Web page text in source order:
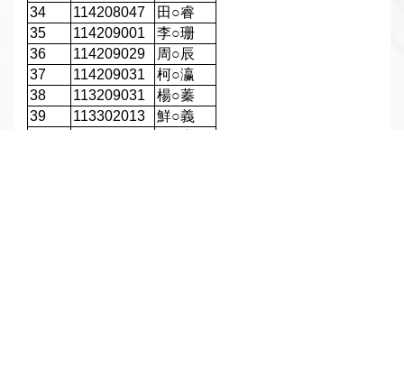
34
114208047 田 ○睿
35
114209001 李○珊
36
114209029 周○辰
37
114209031 柯○瀛
38
113209031 楊○蓁
39
113302013 鮮○義